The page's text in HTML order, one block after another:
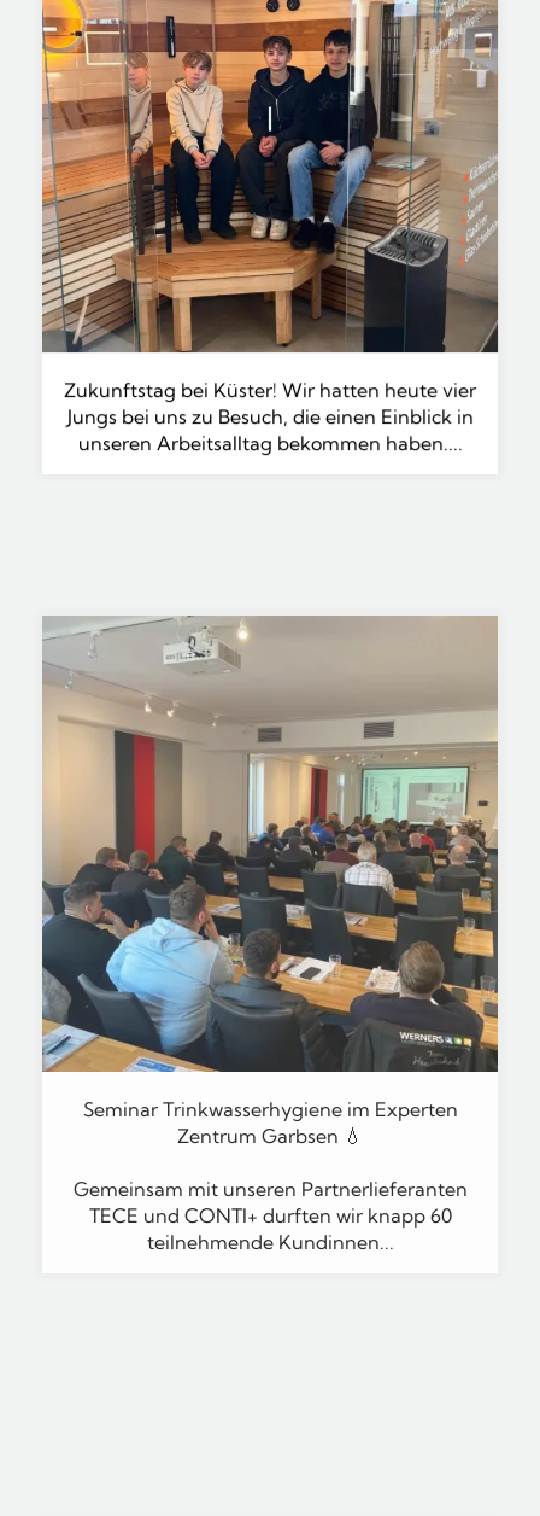
Zukunftstag bei Küster! Wir hatten heute vier
Jungs bei uns zu Besuch, die einen Einblick in
unseren Arbeitsalltag bekommen haben....
Seminar Trinkwasserhygiene im Experten
Zentrum Garbsen 💧
Gemeinsam mit unseren Partnerlieferanten
TECE und CONTI+ durften wir knapp 60
teilnehmende Kundinnen...